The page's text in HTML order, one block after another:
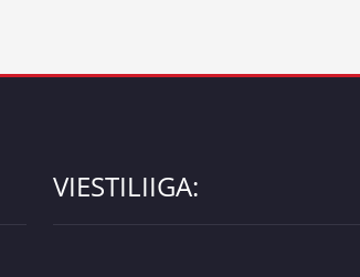
VIESTILIIGA: